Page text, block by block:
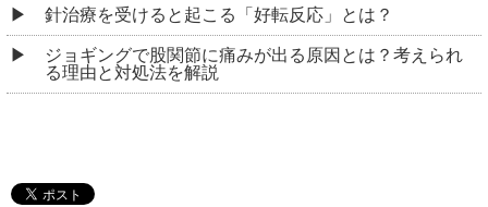
針治療を受けると起こる「好転反応」とは？
ジョギングで股関節に痛みが出る原因とは？考えられ
る理由と対処法を解説